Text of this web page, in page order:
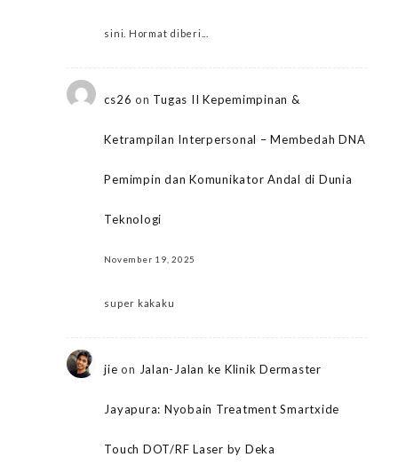
sini. Hormat diberi...
cs26 on Tugas II Kepemimpinan &
Ketrampilan Interpersonal – Membedah DNA
Pemimpin dan Komunikator Andal di Dunia
Teknologi
November 19, 2025
super kakaku
jie on Jalan-Jalan ke Klinik Dermaster
Jayapura: Nyobain Treatment Smartxide
Touch DOT/RF Laser by Deka